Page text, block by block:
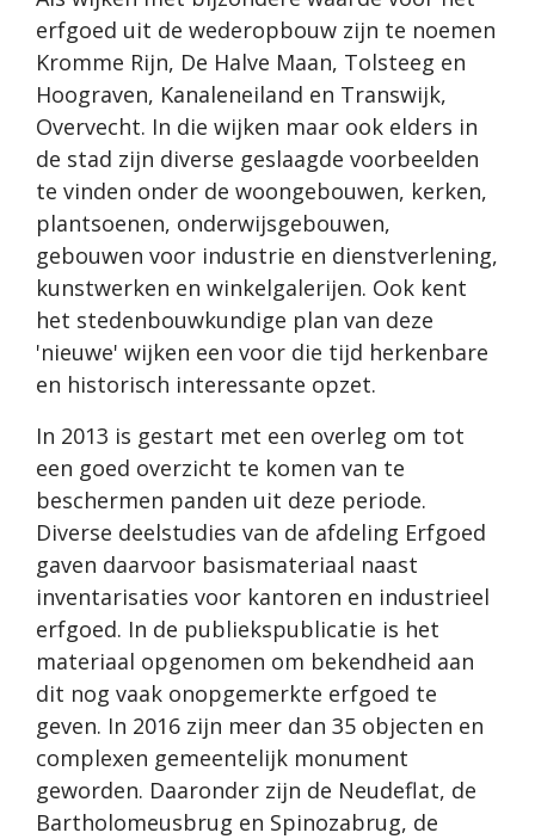
erfgoed uit de wederopbouw zijn te noemen
Kromme Rijn, De Halve Maan, Tolsteeg en
Hoograven, Kanaleneiland en Transwijk,
Overvecht. In die wijken maar ook elders in
de stad zijn diverse geslaagde voorbeelden
te vinden onder de woongebouwen, kerken,
plantsoenen, onderwijsgebouwen,
gebouwen voor industrie en dienstverlening,
kunstwerken en winkelgalerijen. Ook kent
het stedenbouwkundige plan van deze
'nieuwe' wijken een voor die tijd herkenbare
en historisch interessante opzet.
In 2013 is gestart met een overleg om tot
een goed overzicht te komen van te
beschermen panden uit deze periode.
Diverse deelstudies van de afdeling Erfgoed
gaven daarvoor basismateriaal naast
inventarisaties voor kantoren en industrieel
erfgoed. In de publiekspublicatie is het
materiaal opgenomen om bekendheid aan
dit nog vaak onopgemerkte erfgoed te
geven. In 2016 zijn meer dan 35 objecten en
complexen gemeentelijk monument
geworden. Daaronder zijn de Neudeflat, de
Bartholomeusbrug en Spinozabrug, de